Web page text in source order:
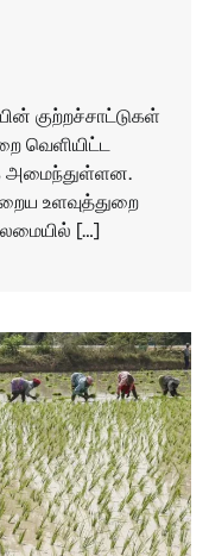
குற்றச்சாட்டுகள்
வெளியிட்ட
அமைந்துள்ளன.
உளவுத்துறை
[…]